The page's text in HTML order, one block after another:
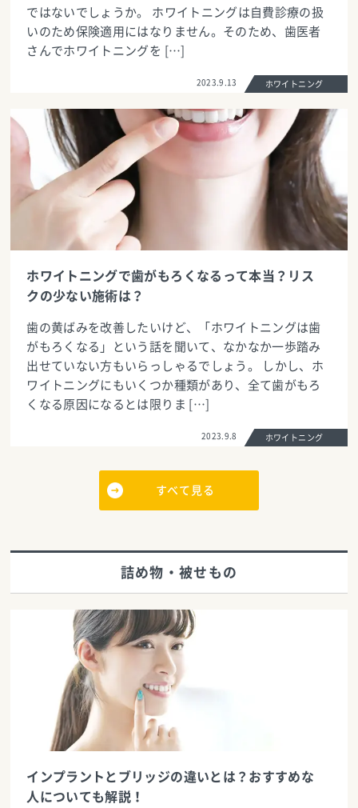
ではないでしょうか。 ホワイトニングは自費診療の扱
いのため保険適用にはなりません。そのため、歯医者
さんでホワイトニングを […]
2023.9.13 ホワイトニング
ホワイトニングで歯がもろくなるって本当？リス
クの少ない施術は？
歯の黄ばみを改善したいけど、「ホワイトニングは歯
がもろくなる」という話を聞いて、なかなか一歩踏み
出せていない方もいらっしゃるでしょう。 しかし、ホ
ワイトニングにもいくつか種類があり、全て歯がもろ
くなる原因になるとは限りま […]
2023.9.8 ホワイトニング
すべて見る
詰め物・被せもの
インプラントとブリッジの違いとは？おすすめな
人についても解説！